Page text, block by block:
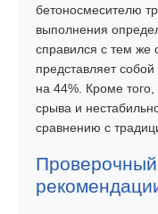
бетоносмесителю
выполнения
справился с тем же
представляет
на 44%. Кроме того,
срыва и
сравнению с
Проверочный